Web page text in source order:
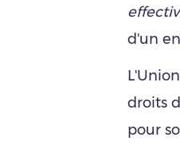
d'un
droits
pour